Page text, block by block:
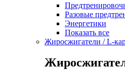
Разовые
Энергетики
Показать все
Жиросжигатели / L-